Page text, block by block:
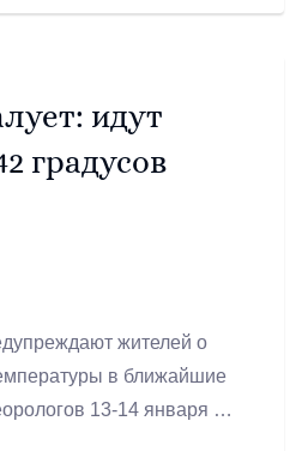
добиться цветения.
идут
градусов
жителей о
в ближайшие
13-14 января по